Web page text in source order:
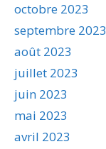
octobre 2023
septembre 2023
août 2023
juillet 2023
juin 2023
mai 2023
avril 2023